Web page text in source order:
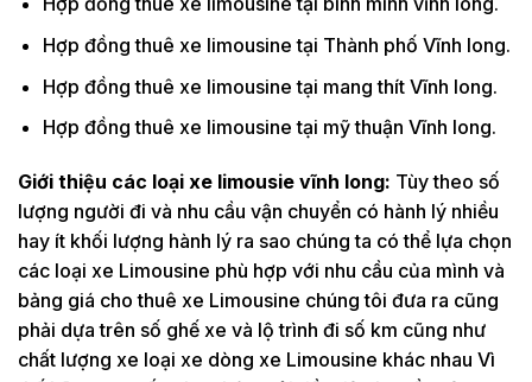
Hợp đồng thuê xe limousine tại Thành phố Vĩnh long.
Hợp đồng thuê xe limousine tại mang thít Vĩnh long.
Hợp đồng thuê xe limousine tại mỹ thuận Vĩnh long.
Giới thiệu các loại xe limousie vĩnh long: Tùy theo số
lượng người đi và nhu cầu vận chuyển có hành lý nhiều
hay ít khối lượng hành lý ra sao chúng ta có thể lựa chọn
các loại xe Limousine phù hợp với nhu cầu của mình và
bảng giá cho thuê xe Limousine chúng tôi đưa ra cũng
phải dựa trên số ghế xe và lộ trình đi số km cũng như
chất lượng xe loại xe dòng xe Limousine khác nhau Vì